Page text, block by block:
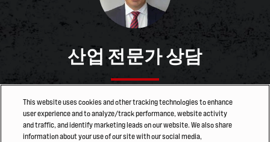
산업 전문가 상담
적절한 솔루션을 찾고 계신가요? 산업 전문가가 도와드립니
다.
This website uses cookies and other tracking technologies to enhance
user experience and to analyze/track performance, website activity
and traffic, and identify marketing leads on our website. We also share
information about your use of our site with our social media,